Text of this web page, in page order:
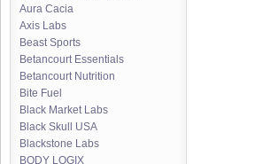
Aura Cacia
Axis Labs
Beast Sports
Betancourt Essentials
Betancourt Nutrition
Bite Fuel
Black Market Labs
Black Skull USA
Blackstone Labs
BODY LOGIX